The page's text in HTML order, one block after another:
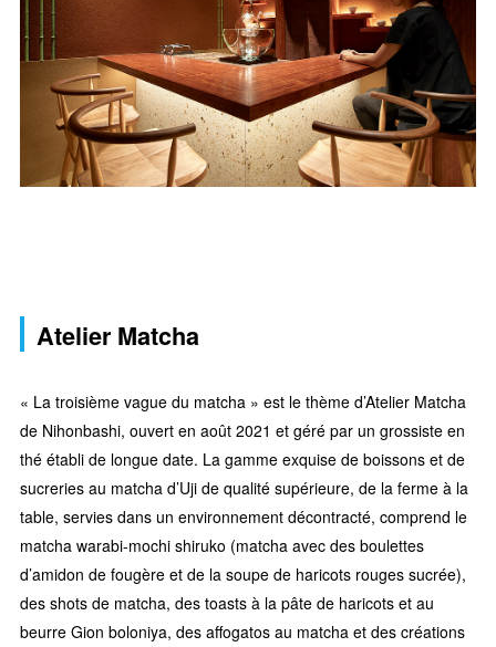
Atelier Matcha
« La troisième vague du matcha » est le thème d’Atelier Matcha
de Nihonbashi, ouvert en août 2021 et géré par un grossiste en
thé établi de longue date. La gamme exquise de boissons et de
sucreries au matcha d’Uji de qualité supérieure, de la ferme à la
table, servies dans un environnement décontracté, comprend le
matcha warabi-mochi shiruko (matcha avec des boulettes
d’amidon de fougère et de la soupe de haricots rouges sucrée),
des shots de matcha, des toasts à la pâte de haricots et au
beurre Gion boloniya, des affogatos au matcha et des créations